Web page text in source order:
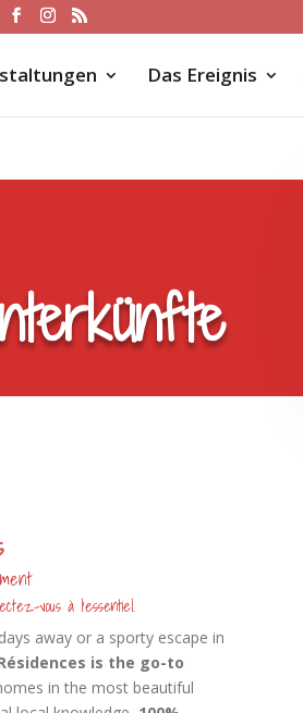
Das Ereignis
vous à l’essentiel.
away or a sporty escape in
is the go-to
in the most beautiful